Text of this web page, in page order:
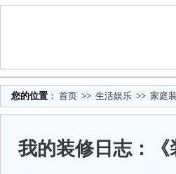
您的位置 ： 首页 >> 生活娱乐 >> 家庭
我的装修日志：《